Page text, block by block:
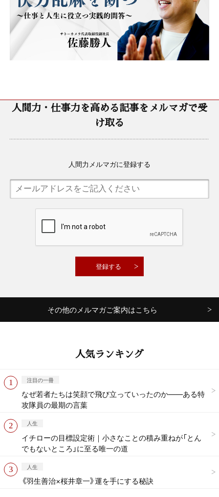
人間力・仕事力を高める記事をメルマガで受
け取る
人間力メルマガに登録する
その他のメルマガご案内はこちら
人気ランキング
注目の一冊
なぜ若者たちは笑顔で飛び立っていったのか——ある特
攻隊員の最期の言葉
人生
イチローの目標設定術｜小さなことの積み重ねが「とん
でもないところ」に至る唯一の道
人生
《羽生善治×桜井章一》運を手にする秘訣